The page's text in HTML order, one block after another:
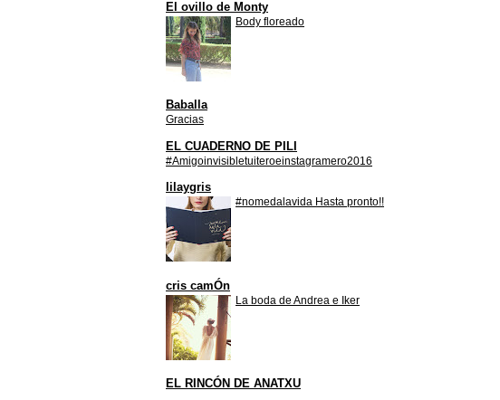
El ovillo de Monty
Body floreado
Baballa
Gracias
EL CUADERNO DE PILI
#Amigoinvisibletuiteroeinstagramero2016
lilaygris
#nomedalavida Hasta pronto!!
cris camÓn
La boda de Andrea e Iker
EL RINCÓN DE ANATXU